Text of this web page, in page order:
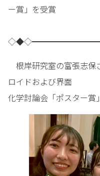
ー賞」を受賞
根岸研究室の富張志保
ロイドおよび界面
化学討論会「ポスター賞